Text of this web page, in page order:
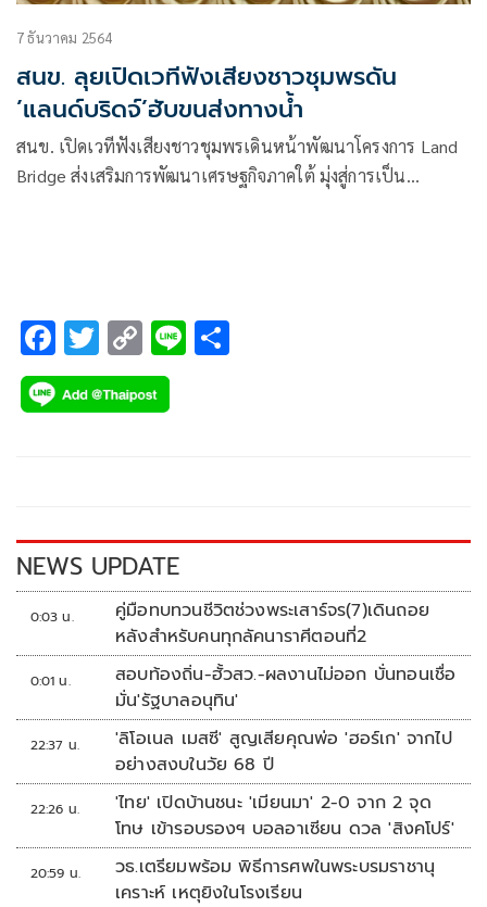
7 ธันวาคม 2564
สนข. ลุยเปิดเวทีฟังเสียงชาวชุมพรดัน
’แลนด์บริดจ์’ฮับขนส่งทางน้ำ
สนข. เปิดเวทีฟังเสียงชาวชุมพรเดินหน้าพัฒนาโครงการ Land
Bridge ส่งเสริมการพัฒนาเศรษฐกิจภาคใต้ มุ่งสู่การเป็น
F
ac
e
k
T
wi
tt
C
o
p
k
Li
NEWS UPDATE
0:03 น.
คู่มือทบทวนชีวิตช่วงพระเสาร์จร(7)เดินถอย
หลังสำหรับคนทุกลัคนาราศีตอนที่2
0:01 น.
สอบท้องถิ่น-ฮั้วสว.-ผลงานไม่ออก บั่นทอนเชื่อ
มั่น'รัฐบาลอนุทิน'
22:37 น.
'ลิโอเนล เมสซี' สูญเสียคุณพ่อ 'ฮอร์เก' จากไป
อย่างสงบในวัย 68 ปี
22:26 น.
'ไทย' เปิดบ้านชนะ 'เมียนมา' 2-0 จาก 2 จุด
โทษ เข้ารอบรองฯ บอลอาเซียน ดวล 'สิงคโปร์'
20:59 น.
วธ.เตรียมพร้อม พิธีการศพในพระบรมราชานุ
เคราะห์ เหตุยิงในโรงเรียน